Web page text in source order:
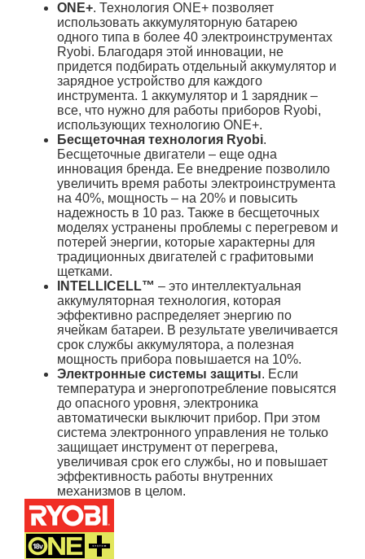
ONE+. Технология ONE+ позволяет
использовать аккумуляторную батарею
одного типа в более 40 электроинструментах
Ryobi. Благодаря этой инновации, не
придется подбирать отдельный аккумулятор и
зарядное устройство для каждого
инструмента. 1 аккумулятор и 1 зарядник –
все, что нужно для работы приборов Ryobi,
использующих технологию ONE+.
Бесщеточная технология Ryobi.
Бесщеточные двигатели – еще одна
инновация бренда. Ее внедрение позволило
увеличить время работы электроинструмента
на 40%, мощность – на 20% и повысить
надежность в 10 раз. Также в бесщеточных
моделях устранены проблемы с перегревом и
потерей энергии, которые характерны для
традиционных двигателей с графитовыми
щетками.
INTELLICELL™ – это интеллектуальная
аккумуляторная технология, которая
эффективно распределяет энергию по
ячейкам батареи. В результате увеличивается
срок службы аккумулятора, а полезная
мощность прибора повышается на 10%.
Электронные системы защиты. Если
температура и энергопотребление повысятся
до опасного уровня, электроника
автоматически выключит прибор. При этом
система электронного управления не только
защищает инструмент от перегрева,
увеличивая срок его службы, но и повышает
эффективность работы внутренних
механизмов в целом.